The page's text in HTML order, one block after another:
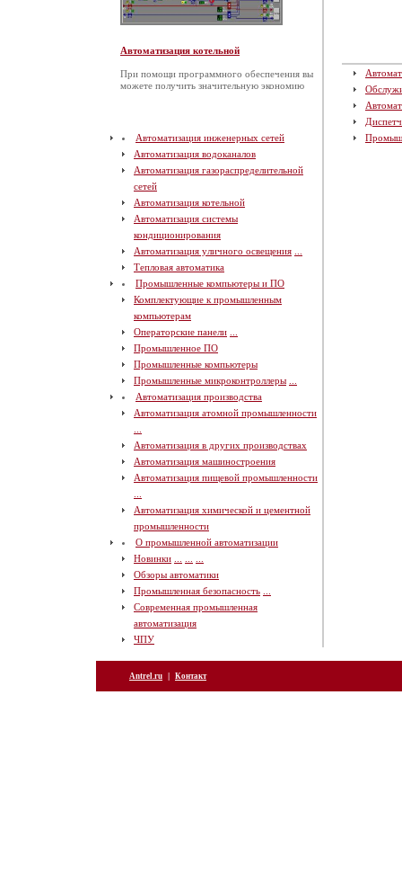
Автоматизация котельной
При помощи программного обеспечения вы
можете получить значительную экономию
Автоматизация инженерных сетей
Автоматизация водоканалов
Автоматизация газораспределительной
сетей
Автоматизация котельной
Автоматизация системы
кондиционирования
Автоматизация уличного освещения
Тепловая автоматика
Промышленные компьютеры и ПО
Комплектующие к промышленным
компьютерам
Операторские панели
Промышленное ПО
Промышленные компьютеры
Промышленные микроконтроллеры
Автоматизация производства
Автоматизация атомной промышленности
Автоматизация в других производствах
Автоматизация машиностроения
Автоматизация пищевой промышленности
Автоматизация химической и цементной
промышленности
О промышленной автоматизации
Новинки
Обзоры автоматики
Промышленная безопасность
Современная промышленная
автоматизация
ЧПУ
Antrel.ru | Контакт